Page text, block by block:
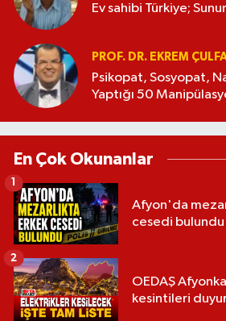
Ev sahibi Türkiye;
PROF. DR. EKREM
Psikopat, Sosyopat,
Yaptığı 50
En Çok Okunanlar
Afyon'da
cesedi bulundu
1
OEDAŞ
kesintileri
2